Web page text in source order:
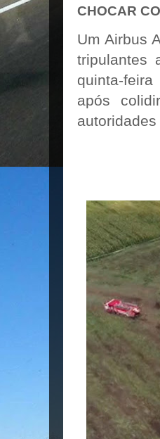
CHOCAR
Um Airbus
tripulantes
quinta-
após